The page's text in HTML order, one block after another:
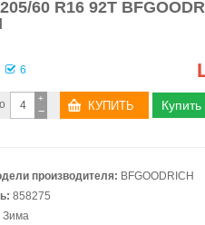
60 R16 92T
6
−
+ Купить
производителя: BFGOODRICH
858275
Зима